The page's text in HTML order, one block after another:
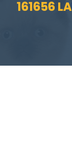
161656